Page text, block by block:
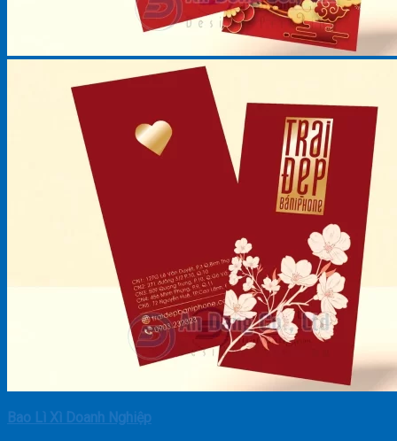
Bao Lì Xì Doanh Nghiệp